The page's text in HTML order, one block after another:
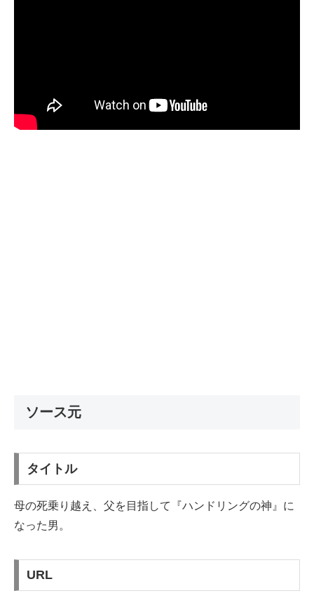
ソース元
タイトル
母の死乗り越え、父を目指して『ハンドリングの神』に
なった男。
URL